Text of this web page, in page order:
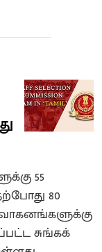
55
80
வாகனங்களுக்கு
சுங்கக்